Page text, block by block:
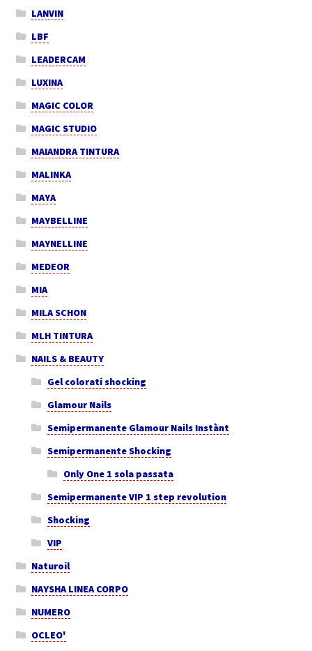
LANVIN
LBF
LEADERCAM
LUXINA
MAGIC COLOR
MAGIC STUDIO
MAIANDRA TINTURA
MALINKA
MAYA
MAYBELLINE
MAYNELLINE
MEDEOR
MIA
MILA SCHON
MLH TINTURA
NAILS & BEAUTY
Gel colorati shocking
Glamour Nails
Semipermanente Glamour Nails Instànt
Semipermanente Shocking
Only One 1 sola passata
Semipermanente VIP 1 step revolution
Shocking
VIP
Naturoil
NAYSHA LINEA CORPO
NUMERO
OCLEO'